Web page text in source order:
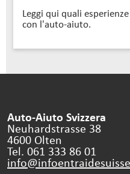
Leggi qui quali
con l'auto-aiuto.
Auto-Aiuto Svizzera
Neuhardstrasse 38
4600 Olten
Tel. 061 333 86 01